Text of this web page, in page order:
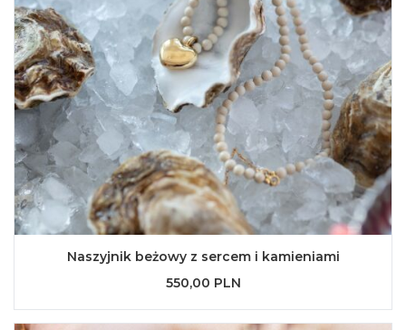
Naszyjnik beżowy z sercem i kamieniami
550,00 PLN